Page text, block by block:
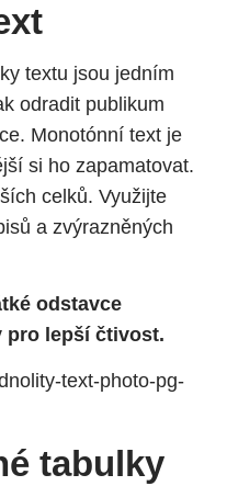
textu jsou jedním
odradit publikum
Monotónní text je
si ho zapamatovat.
celků. Využijte
a zvýrazněných
odstavce
pro lepší čtivost.
tabulky